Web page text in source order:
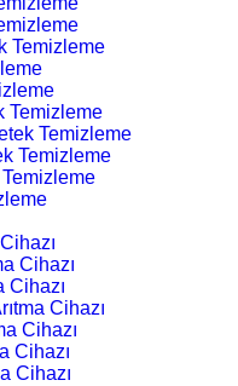
Temizleme
Temizleme
Temizleme
Temizleme
Cihazı
Cihazı
Cihazı
Cihazı
Cihazı
Cihazı